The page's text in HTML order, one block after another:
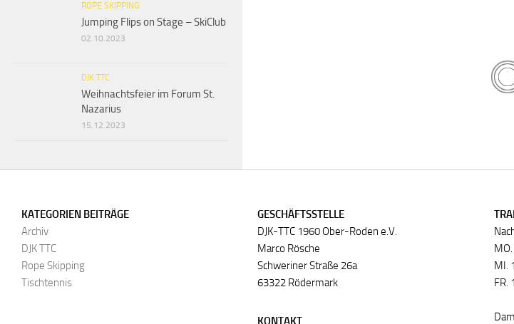
ROPE SKIPPING
Jumping Flips on Stage – SkiClub
02.10.2023
DJK TTC
Weihnachtsfeier im Forum St.
Nazarius
15.12.2023
KATEGORIEN BEITRÄGE
Archiv
DJK TTC
Rope Skipping
Tischtennis
GESCHÄFTSSTELLE
DJK-TTC 1960 Ober-Roden e.V.
Marco Rösche
Schweriner Straße 26a
63322 Rödermark
KONTAKT
MI.
FR.